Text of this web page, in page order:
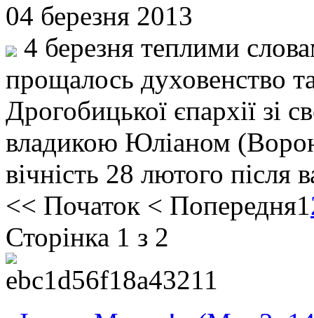
04 березня 2013
4 березня теплими
прощалось духовенство
Дрогобицької єпархії зі
владикою Юліаном
вічність 28 лютого після
<< Початок < Попередня1
Сторінка 1 з 2